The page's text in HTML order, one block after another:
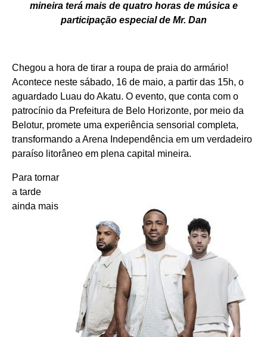
mineira terá mais de quatro horas de música e
participação especial de Mr. Dan
Chegou a hora de tirar a roupa de praia do armário!
Acontece neste sábado, 16 de maio, a partir das 15h, o
aguardado Luau do Akatu. O evento, que conta com o
patrocínio da Prefeitura de Belo Horizonte, por meio da
Belotur, promete uma experiência sensorial completa,
transformando a Arena Independência em um verdadeiro
paraíso litorâneo em plena capital mineira.
Para tornar
a tarde
ainda mais